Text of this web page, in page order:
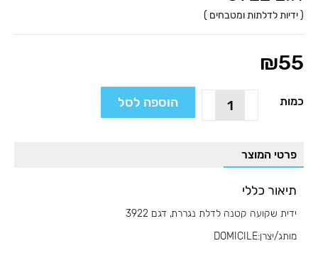
( ידיות לדלתות ומטבחים )
₪55
כמות
קטנה
נגררת,
3922
הוספה לסל
פרטי המוצר
תיאור כללי
ידית שקועה קטנה לדלת נגררת, דגם 3922
מותג/יצרן:DOMICILE